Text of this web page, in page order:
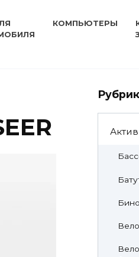
КОМПЬЮТЕРЫ